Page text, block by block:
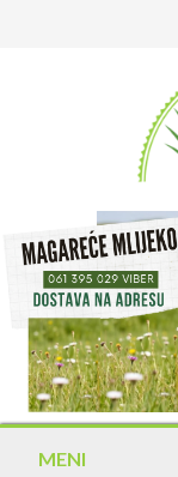
MENI